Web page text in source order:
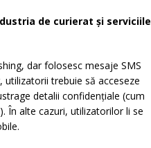
de curierat și serviciile
dar folosesc mesaje SMS
trebuie să acceseze
detalii confidențiale (cum
În alte cazuri, utilizatorilor li se